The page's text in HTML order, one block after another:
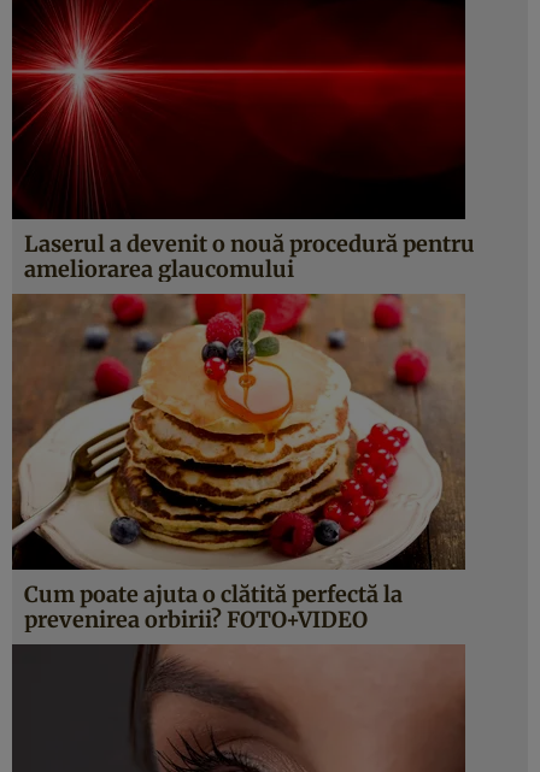
Laserul a devenit o nouă procedură pentru
ameliorarea glaucomului
Cum poate ajuta o clătită perfectă la
prevenirea orbirii? FOTO+VIDEO